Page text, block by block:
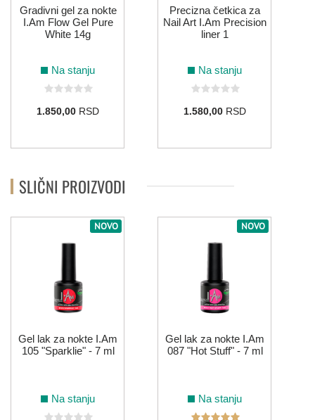
Gradivni gel za nokte
I.Am Flow Gel Pure
White 14g
Na stanju
1.850,00RSD
Precizna četkica za
Nail Art I.Am Precision
liner 1
Na stanju
1.580,00RSD
SLIČNI PROIZVODI
NOVO
Gel lak za nokte I.Am
105 "Sparklie" - 7 ml
Na stanju
NOVO
Gel lak za nokte I.Am
087 "Hot Stuff" - 7 ml
Na stanju